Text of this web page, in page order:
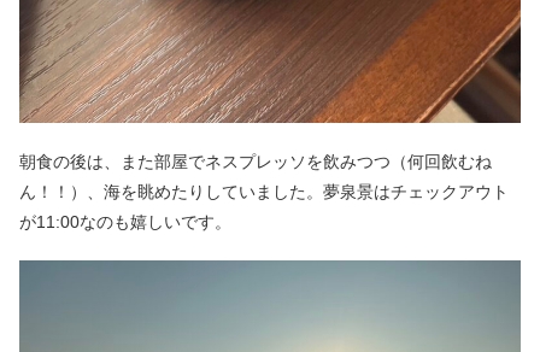
朝食の後は、また部屋でネスプレッソを飲みつつ（何回飲むね
ん！！）、海を眺めたりしていました。夢泉景はチェックアウト
が11:00なのも嬉しいです。